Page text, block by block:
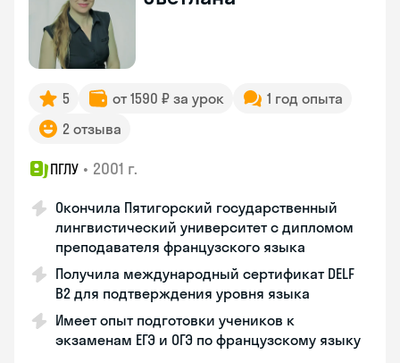
5 от 1590 ₽ за урок
1 год опыта
2 отзыва
ПГЛУ • 2001 г.
Окончила Пятигорский государственный
лингвистический университет с дипломом
преподавателя французского языка
Получила международный сертификат DELF
B2 для подтверждения уровня языка
Имеет опыт подготовки учеников к
экзаменам ЕГЭ и ОГЭ по французскому языку